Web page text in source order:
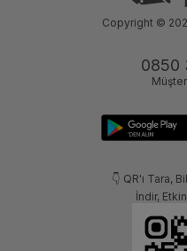
0850
👇 QR'ı Tara,
İndir,
Copyright ©